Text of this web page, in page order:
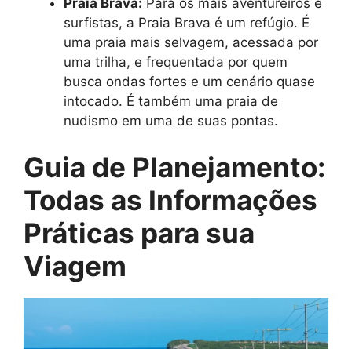
surfistas, a Praia Brava é um refúgio. É
uma praia mais selvagem, acessada por
uma trilha, e frequentada por quem
busca ondas fortes e um cenário quase
intocado. É também uma praia de
nudismo em uma de suas pontas.
Guia de Planejamento:
Todas as Informações
Práticas para sua
Viagem